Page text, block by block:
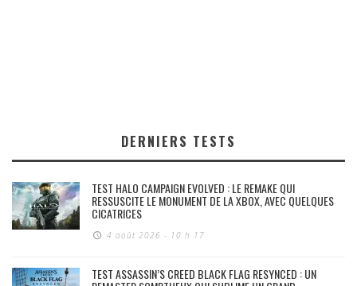
DERNIERS TESTS
TEST HALO CAMPAIGN EVOLVED : LE REMAKE QUI
RESSUSCITE LE MONUMENT DE LA XBOX, AVEC QUELQUES
CICATRICES
4 août 2026 - 10 h 17
TEST ASSASSIN’S CREED BLACK FLAG RESYNCED : UN